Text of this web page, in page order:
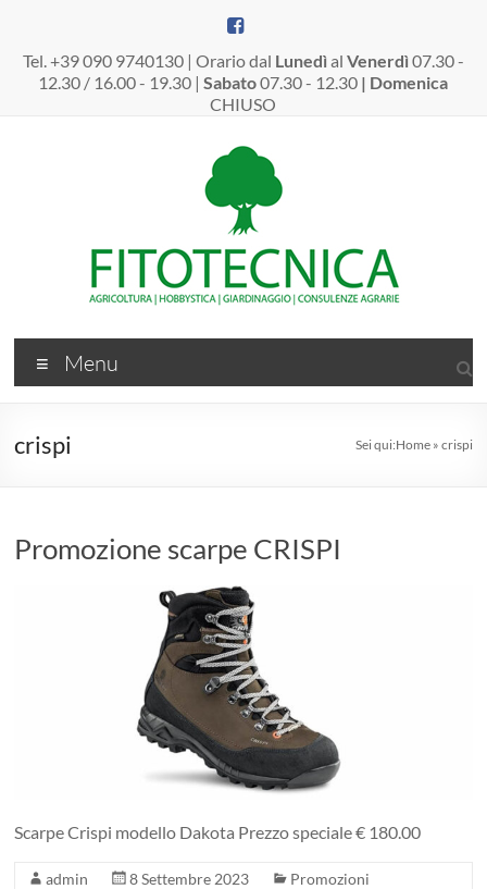
contenuto
Tel. +39 090 9740130 | Orario dal Lunedì al Venerdì 07.30 -
12.30 / 16.00 - 19.30 |Sabato07.30 - 12.30 | Domenica
CHIUSO
Fitotecnica
Srl
–
Dal
professionisti
florovivaismo
Consulenze
Menu
crispi Sei qui:Home» crispi
Promozione scarpe CRISPI
Scarpe Crispi modello Dakota Prezzo speciale € 180.00
admin 8 Settembre 2023
Promozioni